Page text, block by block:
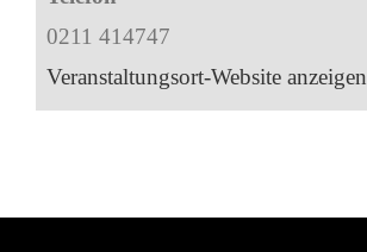
0211 414747
Veranstaltungsort-Website anzeigen